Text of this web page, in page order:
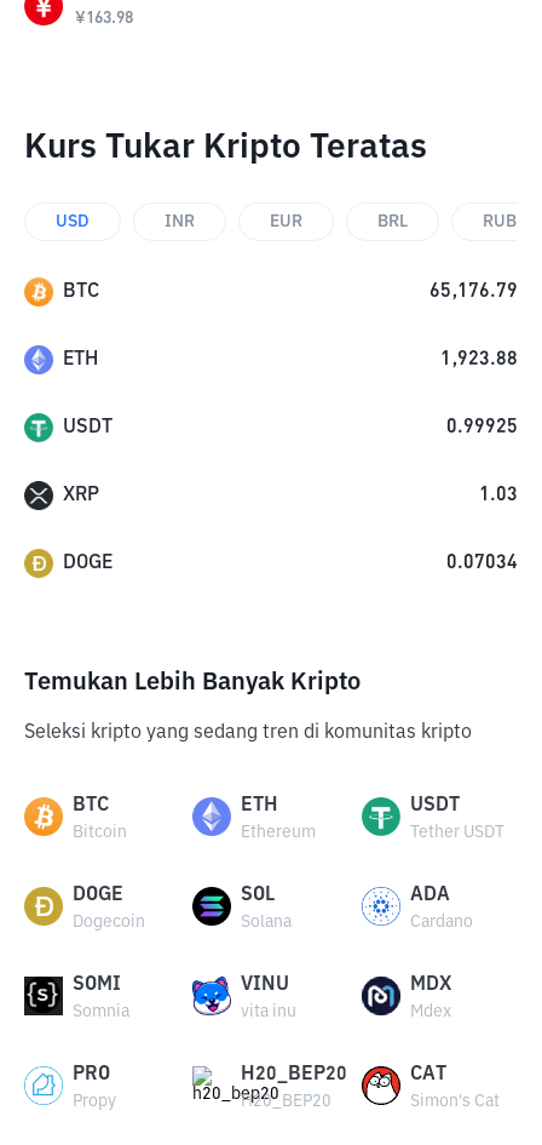
¥163.98
Kurs Tukar Kripto Teratas
USD INR EUR BRL RUB
BTC 65,176.79
ETH 1,923.88
USDT 0.99925
XRP 1.03
DOGE 0.07034
Temukan Lebih Banyak Kripto
Seleksi kripto yang sedang tren di komunitas kripto
BTC
Bitcoin
ETH
Ethereum
USDT
Tether USDT
DOGE
Dogecoin
SOL
Solana
ADA
Cardano
SOMI
Somnia
VINU
vita inu
MDX
Mdex
PRO
Propy
H20_BEP20
H20_BEP20
CAT
Simon's Cat